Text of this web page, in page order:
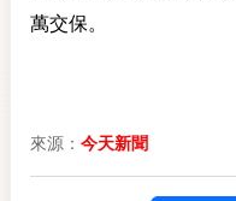
萬交保。
來源： 今天新聞